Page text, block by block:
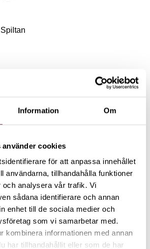
Information Om
använder cookies
för att anpassa innehållet
användarna, tillhandahålla funktioner
och analysera vår trafik. Vi
sådana identifierare och annan
enhet till de sociala medier och
som vi samarbetar med.
kombinera informationen med annan
har tillhandahållit eller som de har
Dow Jones aktieindex nådde för
i förra veckan och nu kan kanske
mer positiva tongångar under lång
sig till Europa? Och sedan kommer en
då kommer man nog att återigen
undergång är nära att man inte
strategi är helt enkelt att köpa och
när man har pengar.
Buffetts letters to Berkshire
påberkshirehathaway.com